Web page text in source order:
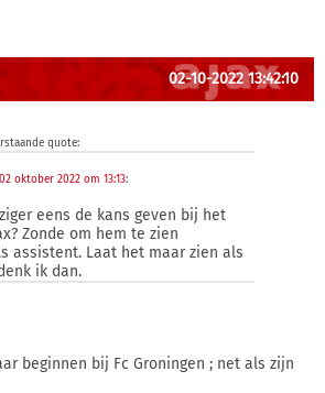
02-10-2022 13:42:10
quote:
02 oktober 2022 om 13:13:
eens de kans geven bij het
Zonde om hem te zien
assistent. Laat het maar zien als
ik dan.
beginnen bij Fc Groningen ; net als zijn